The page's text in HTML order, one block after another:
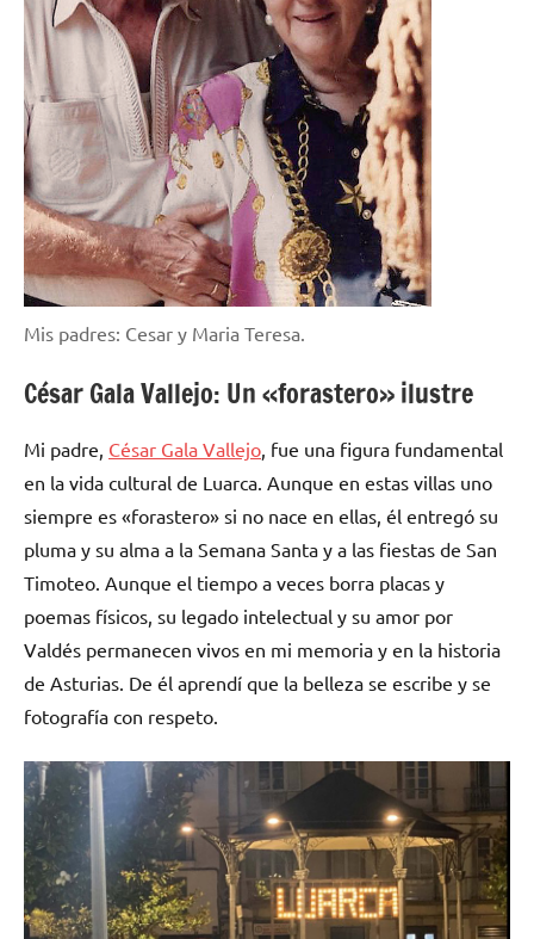
Mis padres: Cesar y Maria Teresa.
César Gala Vallejo: Un «forastero» ilustre
Mi padre, César Gala Vallejo , fue una figura fundamental
en la vida cultural de Luarca. Aunque en estas villas uno
siempre es «forastero» si no nace en ellas, él entregó su
pluma y su alma a la Semana Santa y a las fiestas de San
Timoteo. Aunque el tiempo a veces borra placas y
poemas físicos, su legado intelectual y su amor por
Valdés permanecen vivos en mi memoria y en la historia
de Asturias. De él aprendí que la belleza se escribe y se
fotografía con respeto.